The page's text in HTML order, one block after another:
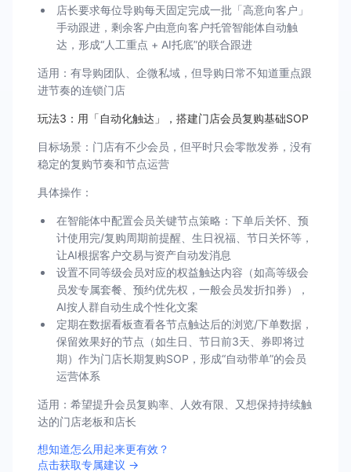
店长要求每位导购每天固定完成一批「高意向客户」
手动跟进，剩余客户由意向客户托管智能体自动触
达，形成“人工重点 + AI托底”的联合跟进
适用：有导购团队、企微私域，但导购日常不知道重点跟
进节奏的连锁门店
玩法3：用「自动化触达」，搭建门店会员复购基础SOP
目标场景：门店有不少会员，但平时只会零散发券，没有
稳定的复购节奏和节点运营
具体操作：
在智能体中配置会员关键节点策略：下单后关怀、预
计使用完/复购周期前提醒、生日祝福、节日关怀等，
让AI根据客户交易与资产自动发消息
设置不同等级会员对应的权益触达内容（如高等级会
员发专属套餐、预约优先权，一般会员发折扣券），
AI按人群自动生成个性化文案
定期在数据看板查看各节点触达后的浏览/下单数据，
保留效果好的节点（如生日、节日前3天、券即将过
期）作为门店长期复购SOP，形成“自动带单”的会员
运营体系
适用：希望提升会员复购率、人效有限、又想保持持续触
达的门店老板和店长
想知道怎么用起来更有效？
点击获取专属建议 →